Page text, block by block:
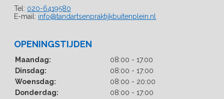
Tel: 020-6419580
E-mail: info@tandartsenpraktijkbuitenplein.nl
OPENINGSTIJDEN
Maandag:
08:00 - 17.00
Dinsdag:
08:00 - 17:00
Woensdag:
08:00 - 20:00
Donderdag:
08:00 - 17:00